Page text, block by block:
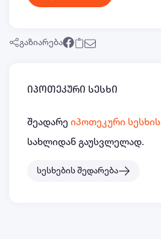
გაზიარება
იპოთეკური სესხი
შეადარე იპოთეკური სესხის
სახლიდან გაუსვლელად.
სესხების შედარება